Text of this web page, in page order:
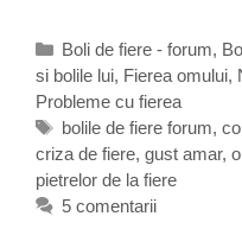
C
a
t
e
g
o
r
Boli de fiere - forum,
si bolile lui, Fierea omului,
Probleme cu fierea
E
t
i
c
bolile de fiere forum,
criza de fiere, gust amar,
pietrelor de la fiere
5 comentarii